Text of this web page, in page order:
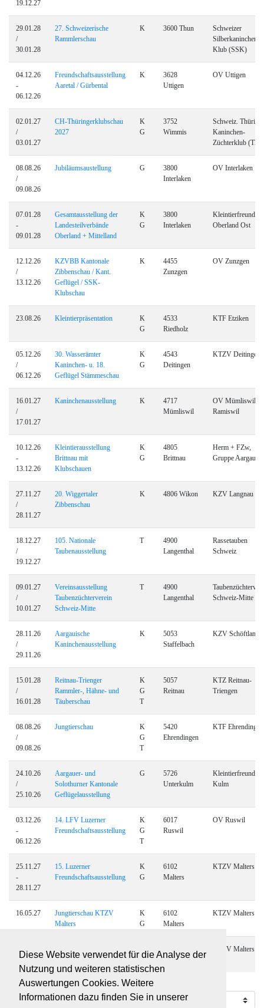
Diese Website verwendet für die Analyse der
Nutzung und weiteren statistischen
Auswertungen Cookies. Weitere
Informationen dazu finden Sie in unserer
19.12.27
29.01.28
/
30.01.28
27. Schweizerische
Rammlerschau
K 3600 Thun
Schweizer
Silberkaninchen
Klub (SSK)
04.12.26
-
06.12.26
Freundschaftsausstellung
Aaretal / Gürbental
K
3628
Uttigen
OV Uttigen
02.01.27
/
03.01.27
CH-Thüringerklubschau
2027
K
G
3752
Wimmis
Schweiz.
Kaninchen-
Züchterklub (Th)
08.08.26
/
09.08.26
Jubiläumsaustellung G
3800
Interlaken
OV Interlaken
07.01.28
-
09.01.28
Gesamtausstellung der
Landesteilverbände
Oberland + Mittelland
K
G
3800
Interlaken
Kleintierfreunde
Oberland Ost
12.12.26
/
13.12.26
KZVBB Kantonale
Zibbenschau / Kant.
Geflügel / SSK-
Klubschau
K
4455
Zunzgen
OV Zunzgen
23.08.26 Kleintierpräsentation
K
G
4533
Riedholz
KTF Etziken
05.12.26
/
06.12.26
30. Wasserämter
Kaninchen- u. 18.
Geflügel Stämmeschau
K
G
4543
Deitingen
KTZV Deitingen
16.01.27
/
17.01.27
Kaninchenausstellung K
4717
Mümliswil
OV Mümliswil-
Ramiswil
10.12.26
-
13.12.26
Kleintierausstellung
Brittnau mit
Klubschauen
K
G
4805
Brittnau
Herm + FZw,
Gruppe Aargau
27.11.27
/
28.11.27
20. Wiggertaler
Zibbenschau
K 4806 Wikon KZV Langnau
18.12.27
/
19.12.27
105. Nationale
Taubenausstellung
T
4900
Langenthal
Rassetauben
Schweiz
09.01.27
/
10.01.27
Vereinsausstellung
Taubenzüchterverein
Schweiz-Mitte
T
4900
Langenthal
Schweiz-Mitte
28.11.26
/
29.11.26
Aargauische
Kaninchenausstellung
K
5053
Staffelbach
KZV Schöftland
15.01.28
/
16.01.28
Reitnau-Trienger
Rammler-, Hähne- und
Täuberschau
K
G
T
5057
Reitnau
KTZ Reitnau-
Triengen
08.08.26
/
09.08.26
Jungtierschau
K
G
T
5420
Ehrendingen
KTF Ehrendingen
24.10.26
/
25.10.26
Aargauer- und
Solothurner Kantonale
Geflügelausstellung
G
5726
Unterkulm
Kleintierfreunde
Kulm
03.12.26
-
06.12.26
14. LFV Luzerner
Freundschaftsausstellung
K
G
T
6017
Ruswil
OV Ruswil
25.11.27
-
28.11.27
15. Luzerner
Freundschaftsausstellung
K
G
6102
Malters
KTZV Malters
16.05.27
Jungtierschau KTZV
Malters
K
G
6102
Malters
KTZV Malters
21.05.28
Jungtierschau KTZV
Malters
G
6102
Malters
KTZV Malters
77 Resultate